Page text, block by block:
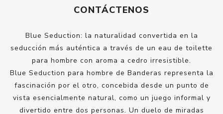
CONTÁCTENOS
Blue Seduction: la naturalidad convertida en la
seducción más auténtica a través de un eau de toilette
para hombre con aroma a cedro irresistible.
Blue Seduction para hombre de Banderas representa la
fascinación por el otro, concebida desde un punto de
vista esencialmente natural, como un juego informal y
divertido entre dos personas. Un duelo de miradas